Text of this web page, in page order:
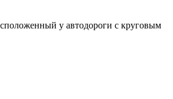
у автодороги с круговым